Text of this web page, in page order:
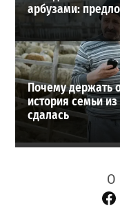
арбузами:
Почему держать
история семьи
сдалась
О